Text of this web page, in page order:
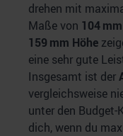
drehen mit
Maße von 104
159 mm Höhe
eine sehr gute
Insgesamt ist der
vergleichsweise
unter den Budget-
dich, wenn du